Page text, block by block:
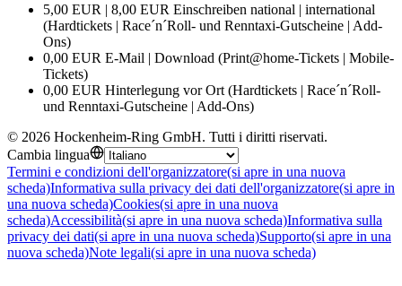
5,00 EUR | 8,00 EUR Einschreiben national | international
(Hardtickets | Race´n´Roll- und Renntaxi-Gutscheine | Add-
Ons)
0,00 EUR E-Mail | Download (Print@home-Tickets | Mobile-
Tickets)
0,00 EUR Hinterlegung vor Ort (Hardtickets | Race´n´Roll-
und Renntaxi-Gutscheine | Add-Ons)
© 2026 Hockenheim-Ring GmbH. Tutti i diritti riservati.
Cambia lingua
Termini e condizioni dell'organizzatore(si apre in una nuova
scheda)Informativa sulla privacy dei dati dell'organizzatore(si apre in
una nuova scheda)Cookies(si apre in una nuova
scheda)Accessibilità(si apre in una nuova scheda)Informativa sulla
privacy dei dati(si apre in una nuova scheda)Supporto(si apre in una
nuova scheda)Note legali(si apre in una nuova scheda)